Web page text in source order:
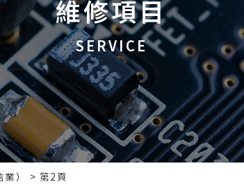
維修項目
SERVICE
） > 第2頁